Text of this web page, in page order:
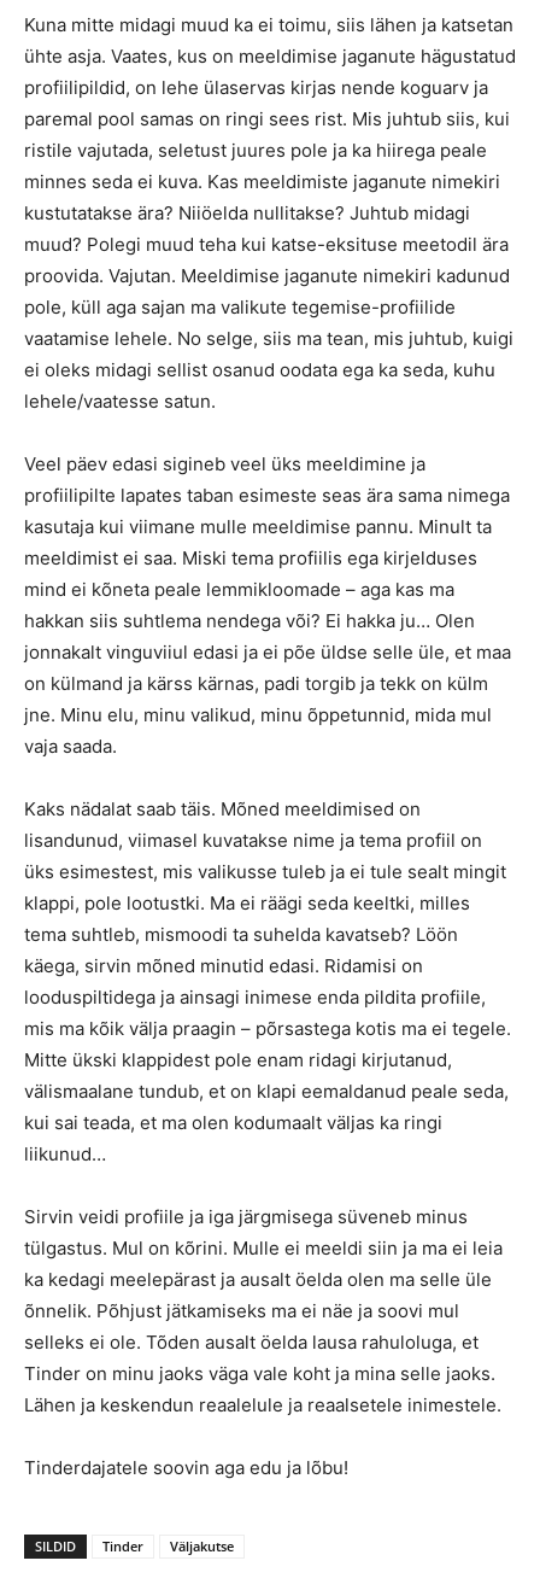
Kuna mitte midagi muud ka ei toimu, siis lähen ja katsetan
ühte asja. Vaates, kus on meeldimise jaganute hägustatud
profiilipildid, on lehe ülaservas kirjas nende koguarv ja
paremal pool samas on ringi sees rist. Mis juhtub siis, kui
ristile vajutada, seletust juures pole ja ka hiirega peale
minnes seda ei kuva. Kas meeldimiste jaganute nimekiri
kustutatakse ära? Niiöelda nullitakse? Juhtub midagi
muud? Polegi muud teha kui katse-eksituse meetodil ära
proovida. Vajutan. Meeldimise jaganute nimekiri kadunud
pole, küll aga sajan ma valikute tegemise-profiilide
vaatamise lehele. No selge, siis ma tean, mis juhtub, kuigi
ei oleks midagi sellist osanud oodata ega ka seda, kuhu
lehele/vaatesse satun.
Veel päev edasi sigineb veel üks meeldimine ja
profiilipilte lapates taban esimeste seas ära sama nimega
kasutaja kui viimane mulle meeldimise pannu. Minult ta
meeldimist ei saa. Miski tema profiilis ega kirjelduses
mind ei kõneta peale lemmikloomade – aga kas ma
hakkan siis suhtlema nendega või? Ei hakka ju… Olen
jonnakalt vinguviiul edasi ja ei põe üldse selle üle, et maa
on külmand ja kärss kärnas, padi torgib ja tekk on külm
jne. Minu elu, minu valikud, minu õppetunnid, mida mul
vaja saada.
Kaks nädalat saab täis. Mõned meeldimised on
lisandunud, viimasel kuvatakse nime ja tema profiil on
üks esimestest, mis valikusse tuleb ja ei tule sealt mingit
klappi, pole lootustki. Ma ei räägi seda keeltki, milles
tema suhtleb, mismoodi ta suhelda kavatseb? Löön
käega, sirvin mõned minutid edasi. Ridamisi on
looduspiltidega ja ainsagi inimese enda pildita profiile,
mis ma kõik välja praagin – põrsastega kotis ma ei tegele.
Mitte ükski klappidest pole enam ridagi kirjutanud,
välismaalane tundub, et on klapi eemaldanud peale seda,
kui sai teada, et ma olen kodumaalt väljas ka ringi
liikunud…
Sirvin veidi profiile ja iga järgmisega süveneb minus
tülgastus. Mul on kõrini. Mulle ei meeldi siin ja ma ei leia
ka kedagi meelepärast ja ausalt öelda olen ma selle üle
õnnelik. Põhjust jätkamiseks ma ei näe ja soovi mul
selleks ei ole. Tõden ausalt öelda lausa rahuloluga, et
Tinder on minu jaoks väga vale koht ja mina selle jaoks.
Lähen ja keskendun reaalelule ja reaalsetele inimestele.
Tinderdajatele soovin aga edu ja lõbu!
SILDID Tinder Väljakutse